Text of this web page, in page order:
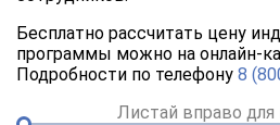
Бесплатно рассчитать цену
программы можно на онлайн-
Подробности по телефону 8
Листай вправо для